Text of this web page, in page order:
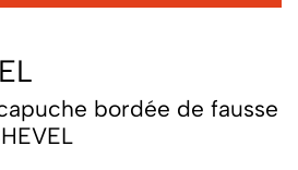
bordée de fausse